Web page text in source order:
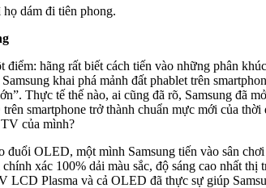
dám đi tiên phong.
hãng rất biết cách tiến vào những phân
khai phá mảnh đất phablet trên
Thực tế thế nào, ai cũng đã rõ, Samsung đã
smartphone trở thành chuẩn mực mới của
của mình?
đuổi OLED, một mình Samsung tiến vào sân
xác 100% dải màu sắc, độ sáng cao nhất
LCD Plasma và cả OLED đã thực sự giúp